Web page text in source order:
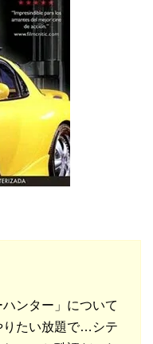
ンター」について
りたい放題で…シテ